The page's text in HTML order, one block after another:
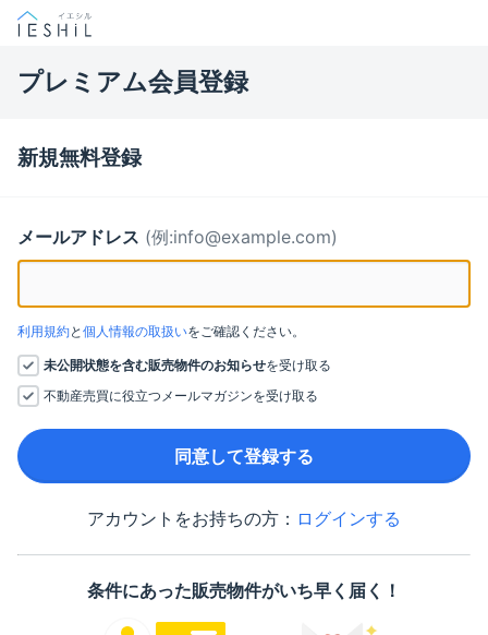
プレミアム会員登録
新規無料登録
メールアドレス (例:info@example.com)
利用規約と 個人情報の取扱いをご確認ください。
未公開状態を含む販売物件のお知らせを受け取る
不動産売買に役立つメールマガジンを受け取る
同意して登録する
アカウントをお持ちの方： ログインする
条件にあった販売物件がいち早く届く！